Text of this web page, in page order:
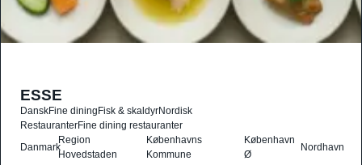
ESSE
DanskFine diningFisk & skaldyrNordisk
RestauranterFine dining restauranter
Danmark
Region
Hovedstaden
Københavns
Kommune
København
Ø
Nordhavn